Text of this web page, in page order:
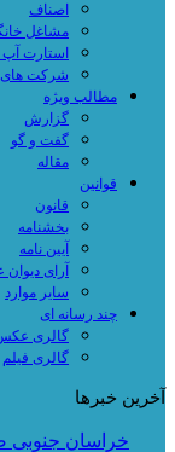
اصناف
مشاغل
استارت آپ
شرکت های
مطالب ویژه
گزارش
گفت و گو
مقاله
قوانین
قانون
بخشنامه
آیین نامه
آرای
سایر موارد
چند رسانه ای
گالری
گالری فیلم
آخرین خبرها
خراسان جنوبی